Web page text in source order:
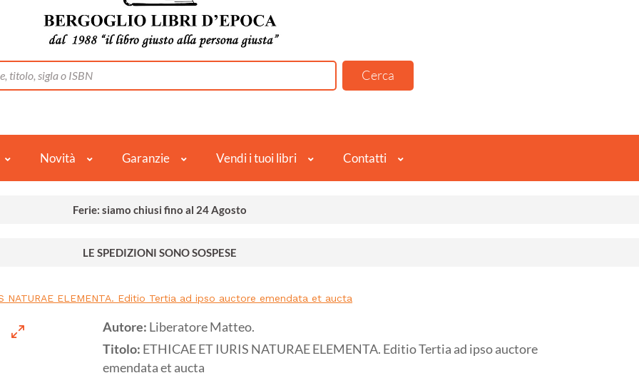
Novità Garanzie Vendi i tuoi libri Contatti
Ferie: siamo chiusi fino al 24 Agosto
LE SPEDIZIONI SONO SOSPESE
NATURAE ELEMENTA. Editio Tertia ad ipso auctore emendata et aucta
Autore: Liberatore Matteo.
Titolo: ETHICAE ET IURIS NATURAE ELEMENTA. Editio Tertia ad ipso auctore
emendata et aucta